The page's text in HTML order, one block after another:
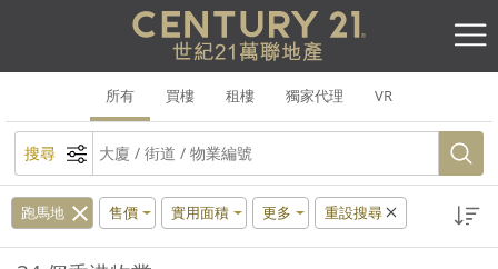
所有 買樓 租樓 獨家代理 VR
搜尋
跑馬地 售價 實用面積 更多 重設搜尋